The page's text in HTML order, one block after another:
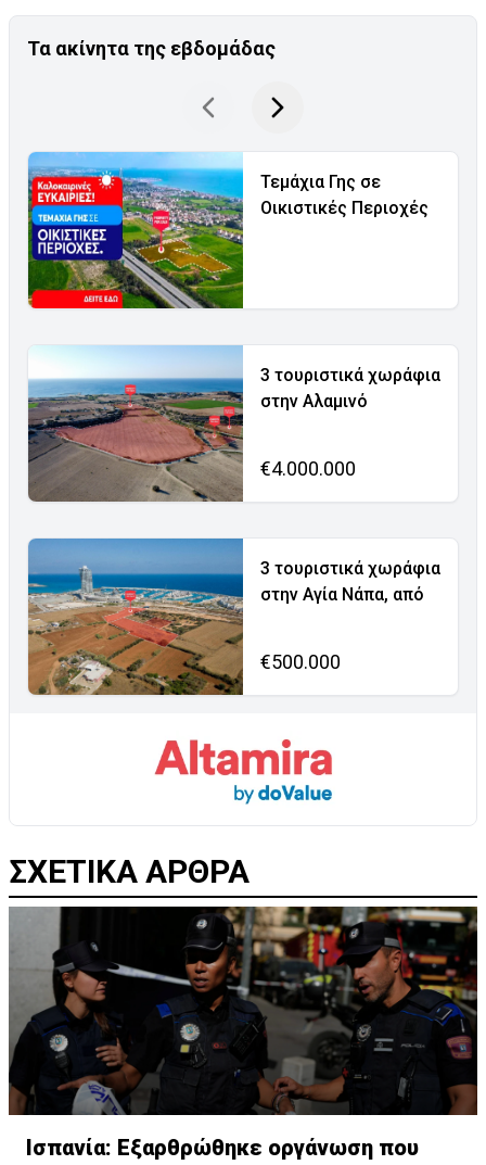
Τα ακίνητα της εβδομάδας
Τεμάχια Γης σε
Οικιστικές Περιοχές
3 τουριστικά χωράφια
στην Αλαμινό
€4.000.000
3 τουριστικά χωράφια
στην Αγία Νάπα, από
€500.000
ΣΧΕΤΙΚΑ ΑΡΘΡΑ
Ισπανία: Εξαρθρώθηκε οργάνωση που